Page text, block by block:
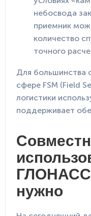
небосвода
приемник
количество
точного
Для большинства
сфере FSM (Field
логистики
поддерживает
нужно